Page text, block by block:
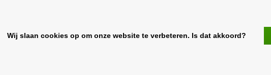
Wij slaan cookies op om onze website te verbeteren. Is dat akkoord?